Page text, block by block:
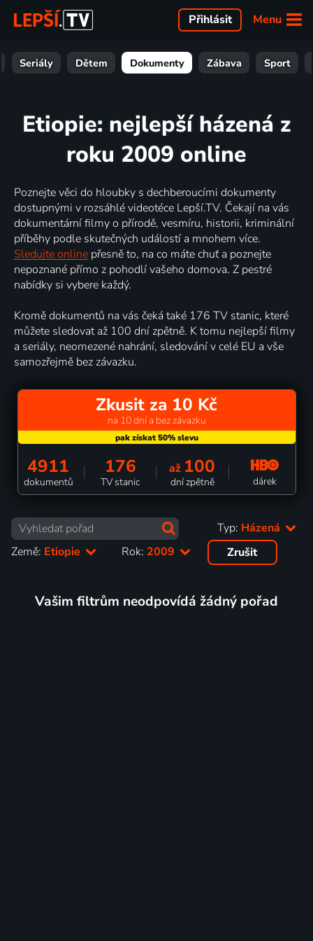
Menu
Přihlásit
Seriály Dětem Dokumenty Zábava Sport
Etiopie: nejlepší házená z
roku 2009 online
Poznejte věci do hloubky s dechberoucími dokumenty
dostupnými v rozsáhlé videotéce Lepší.TV. Čekají na vás
dokumentární filmy o přírodě, vesmíru, historii, kriminální
příběhy podle skutečných událostí a mnohem více.
Sledujte online přesně to, na co máte chuť a poznejte
nepoznané přímo z pohodlí vašeho domova. Z pestré
nabídky si vybere každý.
Kromě dokumentů na vás čeká také 176 TV stanic, které
můžete sledovat až 100 dní zpětně. K tomu nejlepší filmy
a seriály, neomezené nahrání, sledování v celé EU a vše
samozřejmě bez závazku.
Zkusit za 10 Kč
na 10 dní a bez závazku
4911
dokumentů
176
TV stanic
až 100
dní zpětně dárek
Typ: Házená
Země: Etiopie Rok: 2009 Zrušit
Vašim filtrům neodpovídá žádný pořad